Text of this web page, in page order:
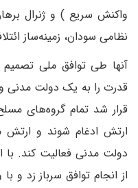
واکنش سریع )‌ و ژنرال
نظامی سودان، زمینه‌ساز
آنها طی توافق ملی
قدرت را به یک دولت مدنی
قرار شد تمام گروه‌های
ارتش ادغام شوند و
دولت مدنی فعالیت کند. با
از انجام توافق سرباز زد و